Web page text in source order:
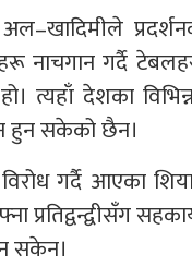
अल–खादिमीले
नाचगान गर्दै
त्यहाँ देशका
हुन सकेको छैन।
गर्दै आएका
प्रतिद्वन्द्वीसँग
सकेन।